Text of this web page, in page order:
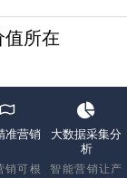
值所在
准营销
销可根
大数据采集分
析
智能营销让产